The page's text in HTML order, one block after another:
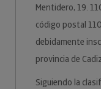
Mentidero, 19.
código postal
debidamente
provincia de
Siguiendo la